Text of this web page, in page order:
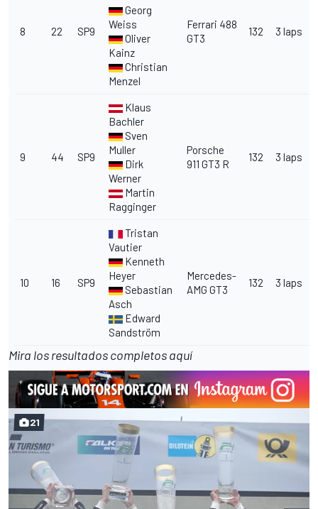
8 22 SP9
Georg
Weiss
Oliver
Kainz
Christian
Menzel
Ferrari 488
GT3
132 3 laps
9 44 SP9
Klaus
Bachler
Sven
Muller
Dirk
Werner
Martin
Ragginger
Porsche
911 GT3 R
132 3 laps
10 16 SP9
Tristan
Vautier
Kenneth
Heyer
Sebastian
Asch
Edward
Sandström
Mercedes-
AMG GT3
132 3 laps
Mira los resultados completosaquí
21